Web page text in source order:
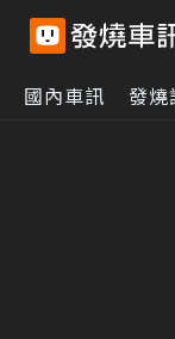
國內車訊 發燒